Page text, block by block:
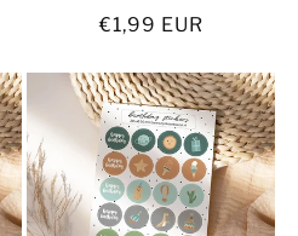
Normale
€1,99 EUR